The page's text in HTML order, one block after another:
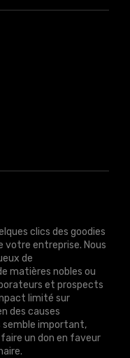
clics des goodies
votre entreprise. Nous
de
matières nobles ou
et prospects
limité sur
des causes
semble important,
un don en faveur